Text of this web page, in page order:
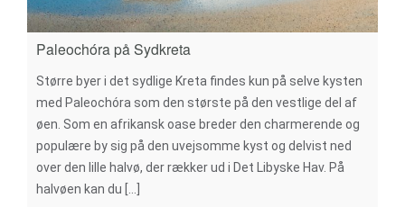
Paleochóra på Sydkreta
Større byer i det sydlige Kreta findes kun på selve kysten
med Paleochóra som den største på den vestlige del af
øen. Som en afrikansk oase breder den charmerende og
populære by sig på den uvejsomme kyst og delvist ned
over den lille halvø, der rækker ud i Det Libyske Hav. På
halvøen kan du [...]